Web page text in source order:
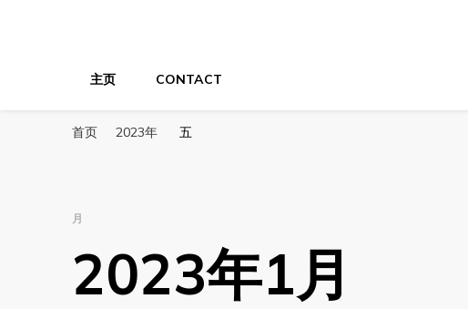
XYZTech
主页 CONTACT
首页 2023年 五
月
2023年1月